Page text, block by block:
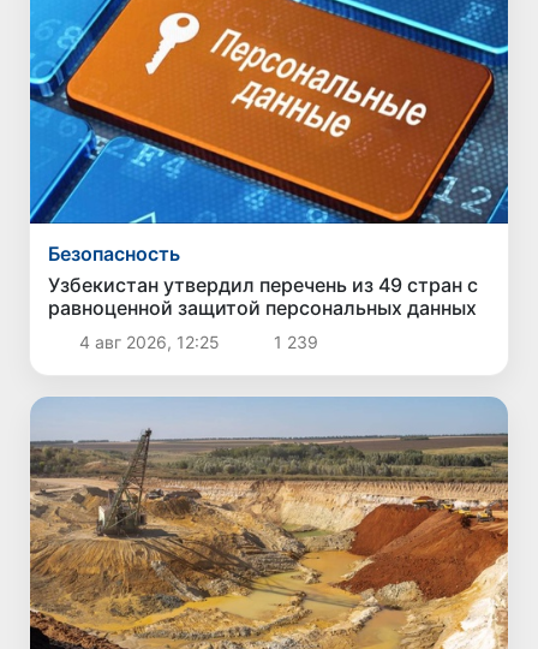
Безопасность
Узбекистан утвердил перечень из 49 стран с
равноценной защитой персональных данных
4 авг 2026, 12:25 1 239